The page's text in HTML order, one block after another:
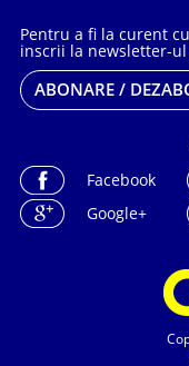
Pentru a fi la curent
inscrii la newsletter-ul
ABONARE /
Facebook
Google+